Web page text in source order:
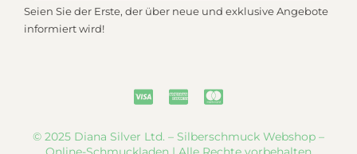
Seien Sie der Erste, der über neue und exklusive Angebote
informiert wird!
© 2025 Diana Silver Ltd. – Silberschmuck Webshop –